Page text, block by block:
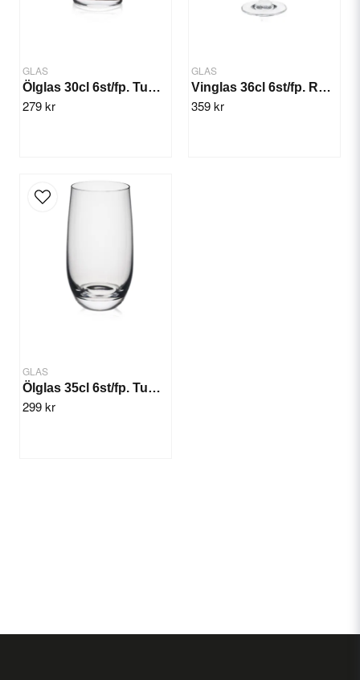
GLAS
Ölglas 30cl 6st/fp. Tumbler Rona
279 kr
GLAS
Vinglas 36cl 6st/fp. Rona Ratio
359 kr
GLAS
Ölglas 35cl 6st/fp. Tumbler Rona
299 kr